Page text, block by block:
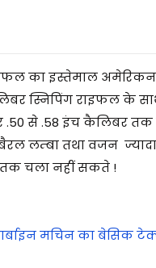
का इस्तेमाल अमेरिकन
स्निपिंग राइफल के
.50 से .58 इंच कैलिबर तक
लम्बा तथा वजन
तक चला नहीं सकते !
मचिन का बेसिक